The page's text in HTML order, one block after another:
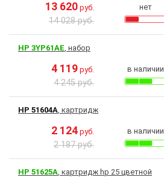
13 620 руб.
14 028 руб.
нет
HP 3YP61AE, набор
4 119 руб.
4 245 руб.
в наличии
HP 51604A, картридж
2 124 руб.
2 187 руб.
в наличии
HP 51625A, картридж hp 25 цветной